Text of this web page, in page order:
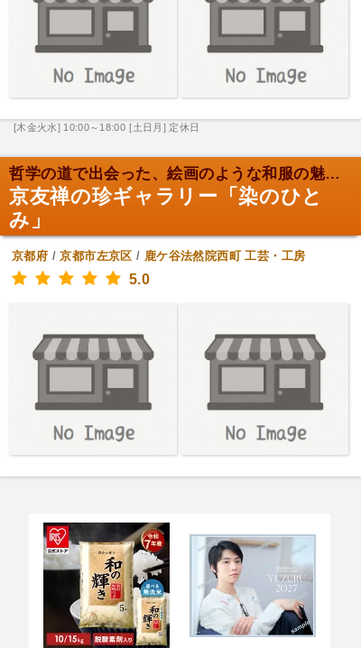
[木金火水] 10:00～18:00 [土日月] 定休日
哲学の道で出会った、絵画のような和服の魅力。
京友禅の珍ギャラリー「染のひと
み」
京都府 /京都市左京区 / 鹿ケ谷法然院西町 工芸・工房
5.0